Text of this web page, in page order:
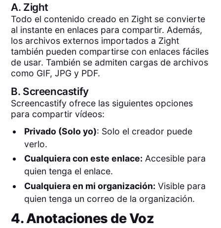
A. Zight
Todo el contenido creado en Zight se convierte
al instante en enlaces para compartir. Además,
los archivos externos importados a Zight
también pueden compartirse con enlaces fáciles
de usar. También se admiten cargas de archivos
como GIF, JPG y PDF.
B. Screencastify
Screencastify ofrece las siguientes opciones
para compartir vídeos:
Privado (Solo yo): Solo el creador puede
verlo.
Cualquiera con este enlace: Accesible para
quien tenga el enlace.
Cualquiera en mi organización: Visible para
quien tenga un correo de la organización.
4. Anotaciones de Voz